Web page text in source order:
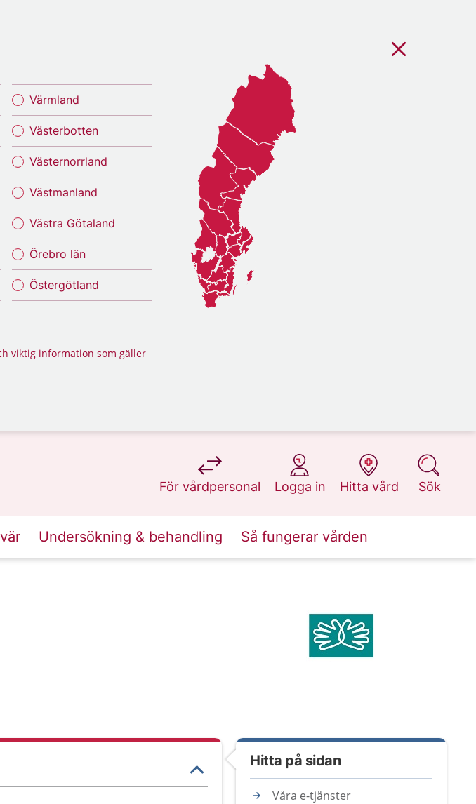
Värmland
Västerbotten
Västernorrland
Västmanland
Västra Götaland
Örebro län
Östergötland
viktig information som gäller
För vårdpersonal
på 1177.se
Logga in
på 1177.se
Hitta vård
på 1177.se
Sök
på 1177.se
Undersökning & behandling Så fungerar vården
Hitta på sidan
Våra e-tjänster